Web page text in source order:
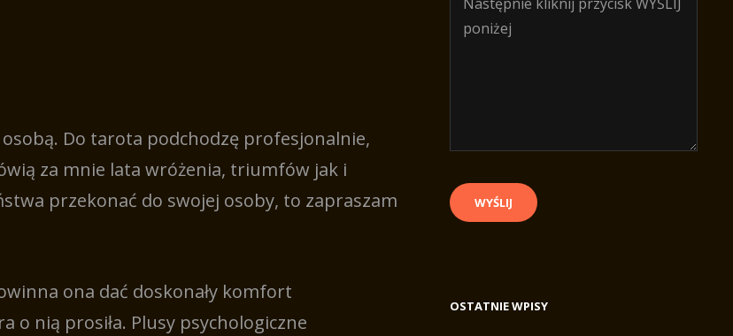
Do tarota podchodzę profesjonalnie,
za mnie lata wróżenia, triumfów jak i
przekonać do swojej osoby, to zapraszam
ona dać doskonały komfort
o nią prosiła. Plusy psychologiczne
OSTATNIE WPISY